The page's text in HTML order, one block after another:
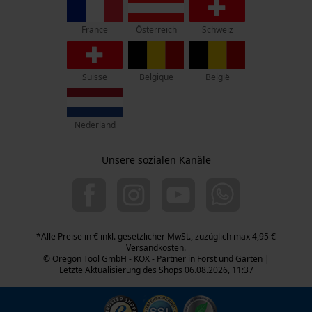
Wärmend, Weich, Atmungsaktiv, Dehnbar, Robust,
Flexibel, Bewegungsfreundlich
Schrägschnitt
Werkzeuglose Kettenspannung
Retouren-Adresse:
Beim Erlenwäldchen 14/2
71522 Backnang
Telefon Erreichbarkeit:
Mo.-Fr.: 07:00 - 18:00 Uhr
Sa.: 09:00 - 13:00 Uhr
France Österreich Schweiz
Suisse Belgique België
Nederland
Unsere sozialen Kanäle
*Alle Preise in € inkl. gesetzlicher MwSt., zuzüglich max 4,95 €
Versandkosten.
© Oregon Tool GmbH - KOX - Partner in Forst und Garten |
Letzte Aktualisierung des Shops 06.08.2026, 11:37
Marketing Cookies
Microsoft Advertising Universal
Facebook Pixel